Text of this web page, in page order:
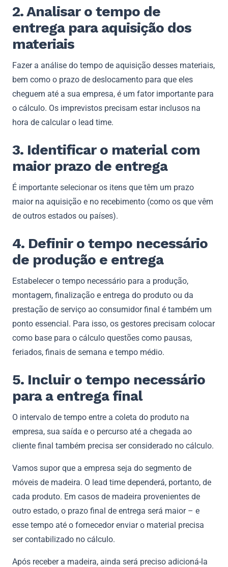
2. Analisar o tempo de
entrega para aquisição dos
materiais
Fazer a análise do tempo de aquisição desses materiais,
bem como o prazo de deslocamento para que eles
cheguem até a sua empresa, é um fator importante para
o cálculo. Os imprevistos precisam estar inclusos na
hora de calcular o lead time.
3. Identificar o material com
maior prazo de entrega
É importante selecionar os itens que têm um prazo
maior na aquisição e no recebimento (como os que vêm
de outros estados ou países).
4. Definir o tempo necessário
de produção e entrega
Estabelecer o tempo necessário para a produção,
montagem, finalização e entrega do produto ou da
prestação de serviço ao consumidor final é também um
ponto essencial. Para isso, os gestores precisam colocar
como base para o cálculo questões como pausas,
feriados, finais de semana e tempo médio.
5. Incluir o tempo necessário
para a entrega final
O intervalo de tempo entre a coleta do produto na
empresa, sua saída e o percurso até a chegada ao
cliente final também precisa ser considerado no cálculo.
Vamos supor que a empresa seja do segmento de
móveis de madeira. O lead time dependerá, portanto, de
cada produto. Em casos de madeira provenientes de
outro estado, o prazo final de entrega será maior – e
esse tempo até o fornecedor enviar o material precisa
ser contabilizado no cálculo.
Após receber a madeira, ainda será preciso adicioná-la